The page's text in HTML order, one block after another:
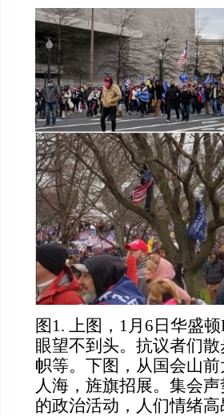
图 1. 上图，1月6日华盛
眼望不到头。抗议者们
帜等。下图，从国会山
人海，旌旗招展。集会
的政治活动，人们情绪